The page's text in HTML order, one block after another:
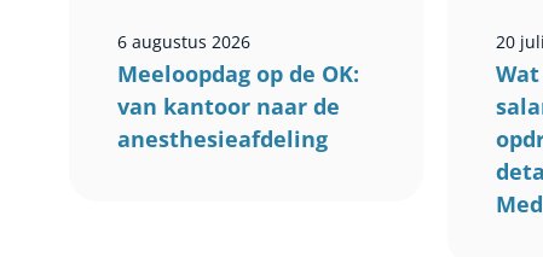
6 augustus 2026
Meeloopdag op de OK:
van kantoor naar de
anesthesieafdeling
20